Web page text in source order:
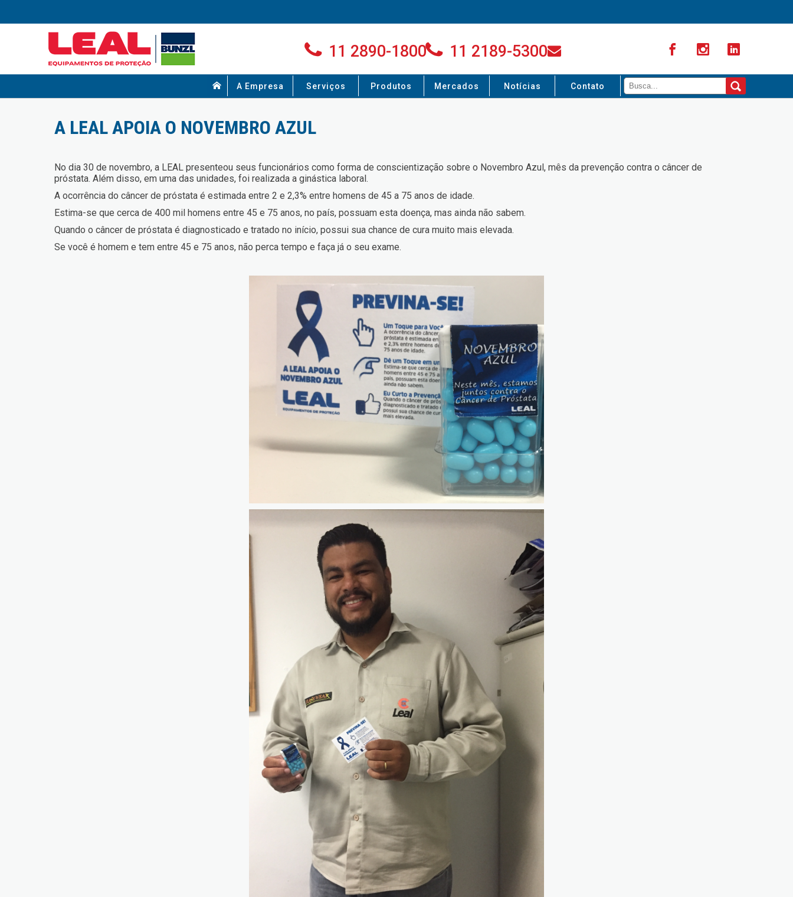
11 2890-1800 11 2189-5300
A Empresa Serviços Produtos Mercados Notícias Contato
A LEAL APOIA O NOVEMBRO AZUL
No dia 30 de novembro, a LEAL presenteou seus funcionários como forma de conscientização sobre o Novembro Azul, mês da prevenção contra o câncer de
próstata. Além disso, em uma das unidades, foi realizada a ginástica laboral.
A ocorrência do câncer de próstata é estimada entre 2 e 2,3% entre homens de 45 a 75 anos de idade.
Estima-se que cerca de 400 mil homens entre 45 e 75 anos, no país, possuam esta doença, mas ainda não sabem.
Quando o câncer de próstata é diagnosticado e tratado no início, possui sua chance de cura muito mais elevada.
Se você é homem e tem entre 45 e 75 anos, não perca tempo e faça já o seu exame.